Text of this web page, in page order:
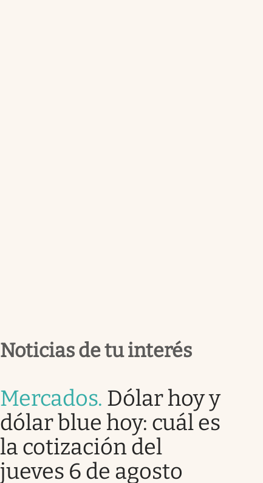
Noticias de tu interés
Mercados. Dólar hoy y
dólar blue hoy: cuál es
la cotización del
jueves 6 de agosto